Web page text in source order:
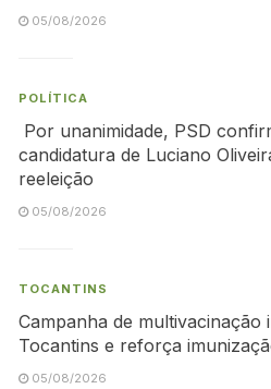
05/08/2026
POLÍTICA
Por unanimidade, PSD
candidatura de Luciano
reeleição
05/08/2026
TOCANTINS
Campanha de multivacinação
Tocantins e reforça
05/08/2026